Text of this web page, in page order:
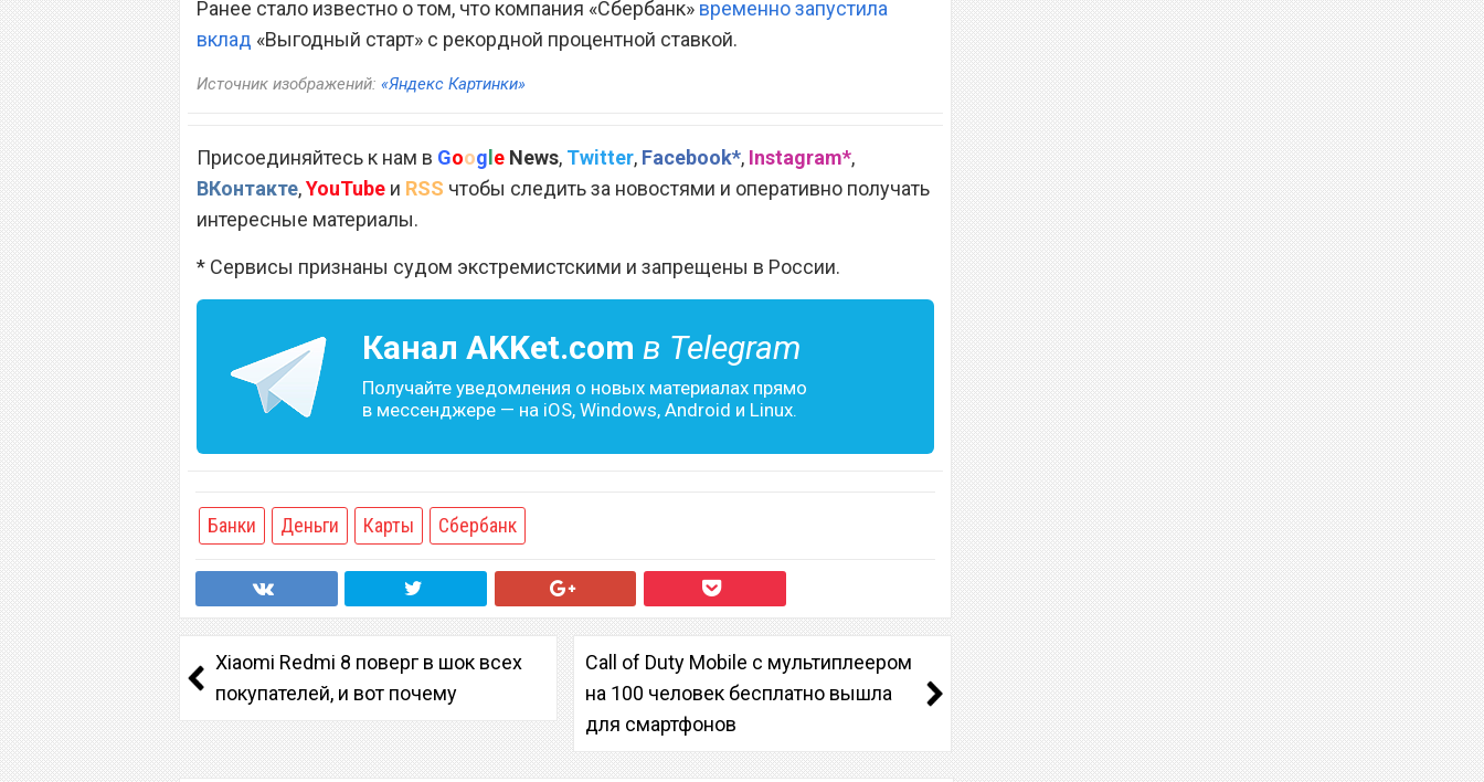
Ранее стало известно о том, что компания «Сбербанк» временно запустила
вклад «Выгодный старт» с рекордной процентной ставкой.
Источник изображений: «Яндекс Картинки»
Присоединяйтесь к нам в Google News, Twitter, Facebook*, Instagram*,
ВКонтакте,YouTube и RSS чтобы следить за новостями и оперативно получать
интересные материалы.
* Сервисы признаны судом экстремистскими и запрещены в России.
Канал AKKet.com в Telegram
Получайте уведомления о новых материалах прямо
в мессенджере — на iOS, Windows, Android и Linux.
Банки Деньги Карты Сбербанк
Xiaomi Redmi 8 поверг в шок всех
покупателей, и вот почему
Call of Duty Mobile с мультиплеером
на 100 человек бесплатно вышла
для смартфонов